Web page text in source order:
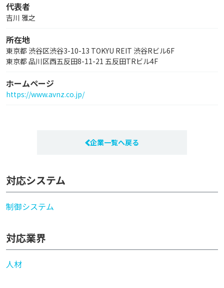
代表者
吉川 雅之
所在地
東京都 渋谷区渋谷3-10-13 TOKYU REIT 渋谷Rビル6F
東京都 品川区西五反田8-11-21 五反田TRビル4F
ホームページ
https://www.avnz.co.jp/
企業一覧へ戻る
対応システム
制御システム
対応業界
人材